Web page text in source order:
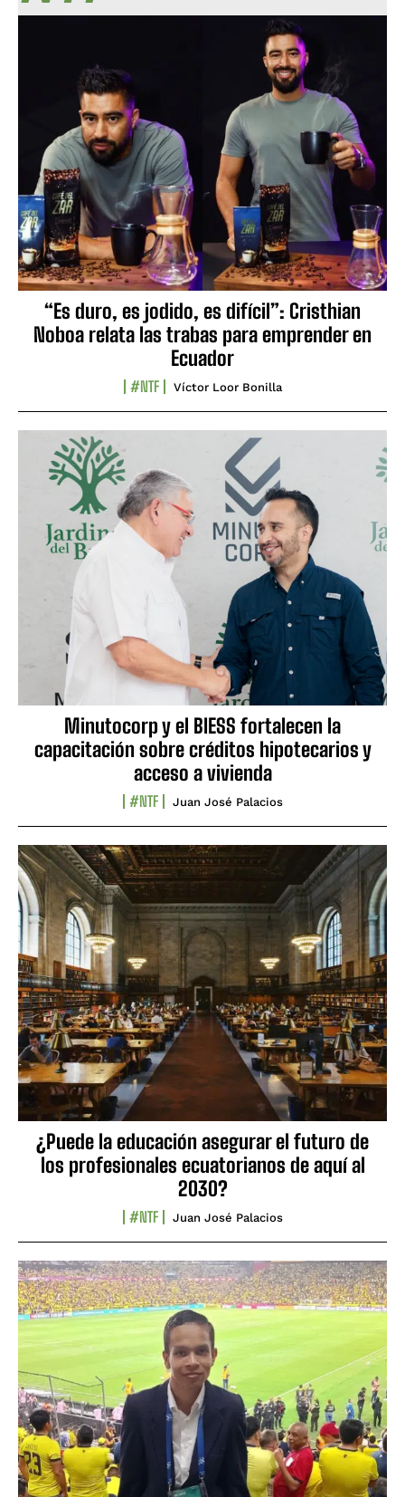
“Es duro, es jodido, es difícil”: Cristhian
Noboa relata las trabas para emprender en
Ecuador
#NTF Víctor Loor Bonilla
Minutocorp y el BIESS fortalecen la
capacitación sobre créditos hipotecarios y
acceso a vivienda
#NTF Juan José Palacios
¿Puede la educación asegurar el futuro de
los profesionales ecuatorianos de aquí al
2030?
#NTF Juan José Palacios